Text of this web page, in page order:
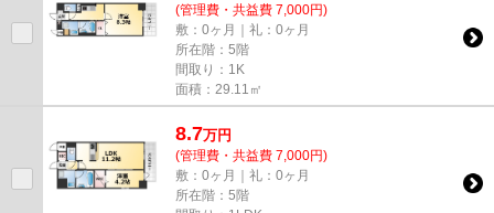
(管理費・共益費 7,000円)
敷：0ヶ月｜礼：0ヶ月
所在階：5階
間取り：1K
面積：29.11㎡
8.7万円
(管理費・共益費 7,000円)
敷：0ヶ月｜礼：0ヶ月
所在階：5階